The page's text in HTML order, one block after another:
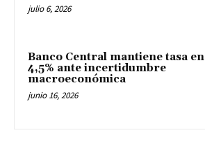
julio 6, 2026
Banco Central mantiene tasa en
4,5% ante incertidumbre
macroeconómica
junio 16, 2026